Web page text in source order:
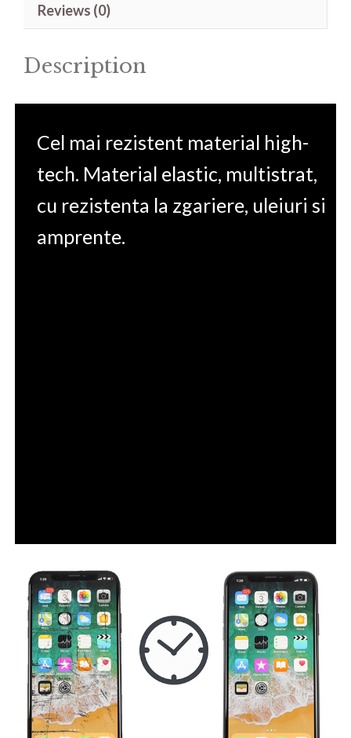
Reviews (0)
Description
Cel mai rezistent material high-
tech. Material elastic, multistrat,
cu rezistenta la zgariere, uleiuri si
amprente.